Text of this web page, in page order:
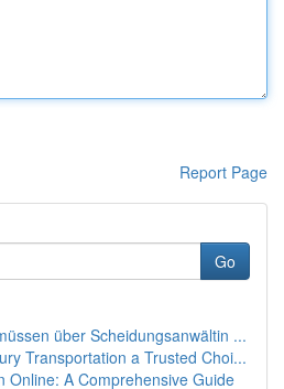
Report Page
Go
über Scheidungsanwältin ...
Transportation a Trusted Choi...
Online: A Comprehensive Guide